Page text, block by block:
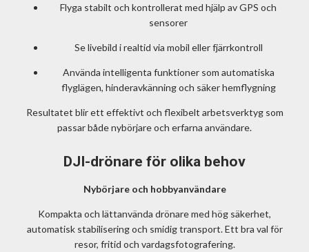
Flyga stabilt och kontrollerat med hjälp av GPS och
sensorer
Se livebild i realtid via mobil eller fjärrkontroll
Använda intelligenta funktioner som automatiska
flyglägen, hinderavkänning och säker hemflygning
Resultatet blir ett effektivt och flexibelt arbetsverktyg som
passar både nybörjare och erfarna användare.
DJI-drönare för olika behov
Nybörjare och hobbyanvändare
Kompakta och lättanvända drönare med hög säkerhet,
automatisk stabilisering och smidig transport. Ett bra val för
resor, fritid och vardagsfotografering.